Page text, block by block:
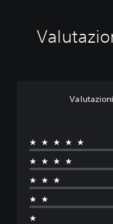
★★★★★
★★★★
★★★
★★
★